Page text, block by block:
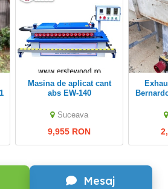
Mesaj
Masina de aplicat cant
abs EW-140
Suceava
9,955 RON
Exhaustor industrial
Bernardo